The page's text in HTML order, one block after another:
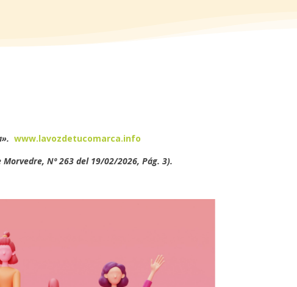
www.lavozdetucomarca.info
Nº 263 del 19/02/2026, Pág. 3).